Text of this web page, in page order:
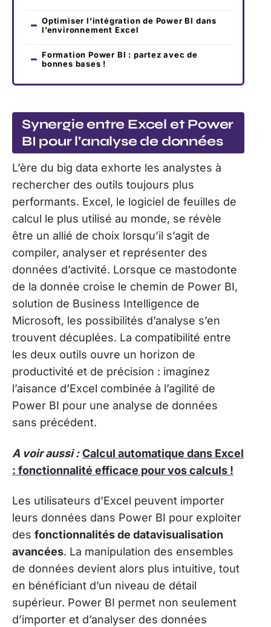
Optimiser l’intégration de Power BI dans
l’environnement Excel
Formation Power BI : partez avec de
bonnes bases !
Synergie entre Excel et Power
BI pour l’analyse de données
L’ère du big data exhorte les analystes à
rechercher des outils toujours plus
performants. Excel, le logiciel de feuilles de
calcul le plus utilisé au monde, se révèle
être un allié de choix lorsqu’il s’agit de
compiler, analyser et représenter des
données d’activité. Lorsque ce mastodonte
de la donnée croise le chemin de Power BI,
solution de Business Intelligence de
Microsoft, les possibilités d’analyse s’en
trouvent décuplées. La compatibilité entre
les deux outils ouvre un horizon de
productivité et de précision : imaginez
l’aisance d’Excel combinée à l’agilité de
Power BI pour une analyse de données
sans précédent.
A voir aussi : Calcul automatique dans Excel
: fonctionnalité efficace pour vos calculs !
Les utilisateurs d’Excel peuvent importer
leurs données dans Power BI pour exploiter
des fonctionnalités de datavisualisation
avancées. La manipulation des ensembles
de données devient alors plus intuitive, tout
en bénéficiant d’un niveau de détail
supérieur. Power BI permet non seulement
d’importer et d’analyser des données